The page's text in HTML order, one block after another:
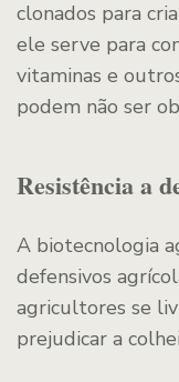
clonados para
ele serve para
vitaminas e
podem não ser
Resistência a
A biotecnologia
defensivos
agricultores se
prejudicar a